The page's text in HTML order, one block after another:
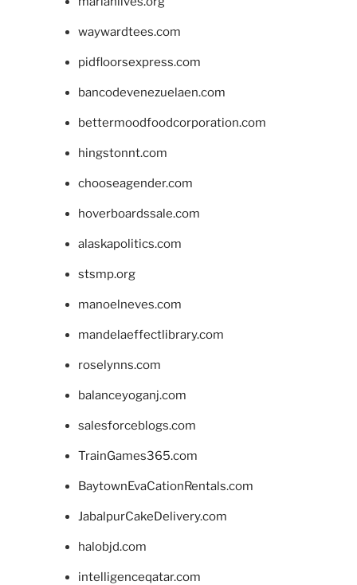
waywardtees.com
pidfloorsexpress.com
bancodevenezuelaen.com
bettermoodfoodcorporation.com
hingstonnt.com
chooseagender.com
hoverboardssale.com
alaskapolitics.com
stsmp.org
manoelneves.com
mandelaeffectlibrary.com
roselynns.com
balanceyoganj.com
salesforceblogs.com
TrainGames365.com
BaytownEvaCationRentals.com
JabalpurCakeDelivery.com
halobjd.com
intelligenceqatar.com